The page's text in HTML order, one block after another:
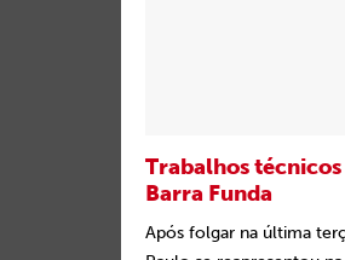
Trabalhos
Barra Funda
Após folgar na última